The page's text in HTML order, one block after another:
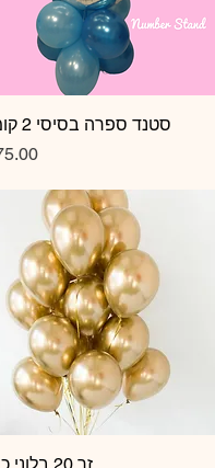
תצוגה מהירה
סטנד ספרה בסיסי 2 קומות
מחיר
תצוגה מהירה